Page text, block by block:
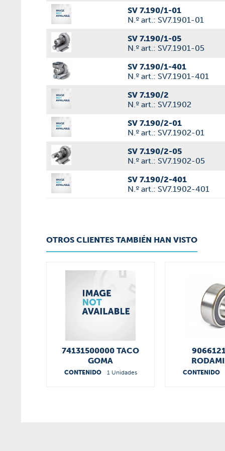
SV 7.190/1-01
N.º art.: SV7.1901-01
SV 7.190/1-05
N.º art.: SV7.1901-05
SV 7.190/1-401
N.º art.: SV7.1901-401
SV 7.190/2
N.º art.: SV7.1902
SV 7.190/2-01
N.º art.: SV7.1902-01
SV 7.190/2-05
N.º art.: SV7.1902-05
SV 7.190/2-401
N.º art.: SV7.1902-401
OTROS CLIENTES TAMBIÉN HAN VISTO
74131500000 TACO
GOMA
CONTENIDO 1 Unidades CONTENIDO